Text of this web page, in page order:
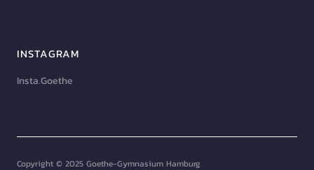
INSTAGRAM
Insta.Goethe
Copyright © 2025 Goethe-Gymnasium Hamburg